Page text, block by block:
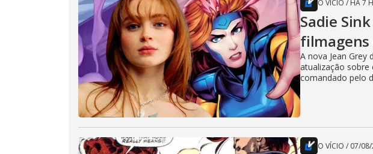
O VÍCIO / HÁ 7
Sadie
filmagens
A nova Jean Grey
atualização sobre
comandado pelo
O VÍCIO / 07/